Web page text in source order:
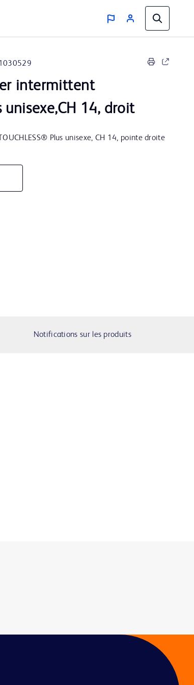
intermittent
unisexe,CH 14, droit
Plus unisexe, CH 14, pointe droite
Notifications sur les produits